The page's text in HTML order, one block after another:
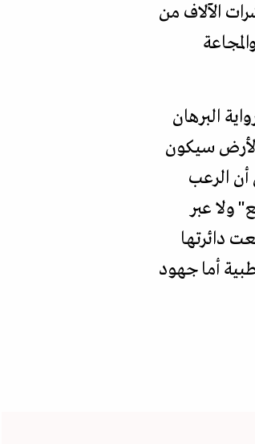
الآلاف من
البرهان
سيكون
أن الرعب
ولا عبر
دائرتها
أما جهود